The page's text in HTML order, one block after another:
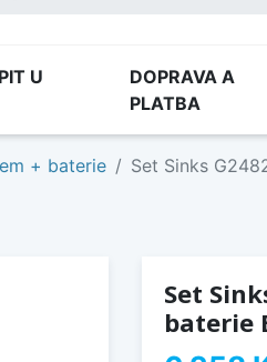
U
DOPRAVA A
PLATBA
+ baterie Set Sinks
Set
baterie